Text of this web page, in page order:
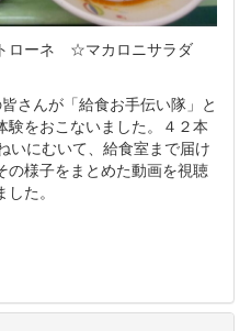
ーネ ☆マカロニサラダ
さんが「給食お手伝い隊」と
験をおこないました。４２本
いにむいて、給食室まで届け
の様子をまとめた動画を視聴
た。